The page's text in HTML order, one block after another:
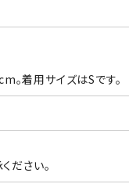
。着用サイズはSです。
ださい。